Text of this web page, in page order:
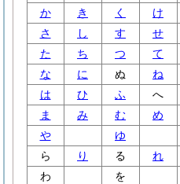
か
き く け
さ
し す せ
た
ち つ て
な
に ぬ ね
は
ひ ふ へ
ま
み む め
や
ゆ
ら
り る れ
わ
を